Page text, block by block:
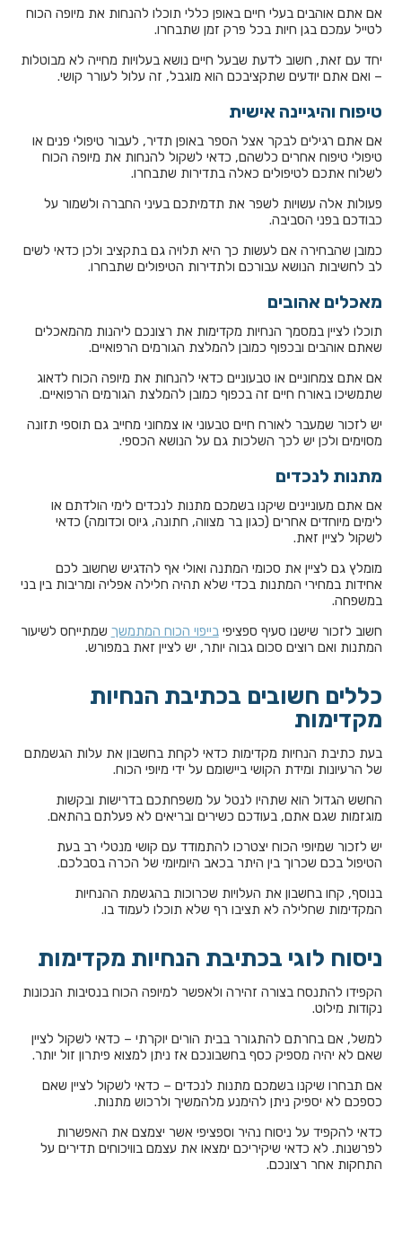
אם אתם אוהבים בעלי חיים באופן כללי תוכלו להנחות את מיופה הכוח
לטייל עמכם בגן חיות בכל פרק זמן שתבחרו.
יחד עם זאת, חשוב לדעת שבעל חיים נושא בעלויות מחייה לא מבוטלות
– ואם אתם יודעים שתקציבכם הוא מוגבל, זה עלול לעורר קושי.
טיפוח והיגיינה אישית
אם אתם רגילים לבקר אצל הספר באופן תדיר, לעבור טיפולי פנים או
טיפולי טיפוח אחרים כלשהם, כדאי לשקול להנחות את מיופה הכוח
לשלוח אתכם לטיפולים כאלה בתדירות שתבחרו.
פעולות אלה עשויות לשפר את תדמיתכם בעיני החברה ולשמור על
כבודכם בפני הסביבה.
כמובן שהבחירה אם לעשות כך היא תלויה גם בתקציב ולכן כדאי לשים
לב לחשיבות הנושא עבורכם ולתדירות הטיפולים שתבחרו.
מאכלים אהובים
תוכלו לציין במסמך הנחיות מקדימות את רצונכם ליהנות מהמאכלים
שאתם אוהבים ובכפוף כמובן להמלצת הגורמים הרפואיים.
אם אתם צמחוניים או טבעוניים כדאי להנחות את מיופה הכוח לדאוג
שתמשיכו באורח חיים זה בכפוף כמובן להמלצת הגורמים הרפואיים.
יש לזכור שמעבר לאורח חיים טבעוני או צמחוני מחייב גם תוספי תזונה
מסוימים ולכן יש לכך השלכות גם על הנושא הכספי.
מתנות לנכדים
אם אתם מעוניינים שיקנו בשמכם מתנות לנכדים לימי הולדתם או
לימים מיוחדים אחרים (כגון בר מצווה, חתונה, גיוס וכדומה) כדאי
לשקול לציין זאת.
מומלץ גם לציין את סכומי המתנה ואולי אף להדגיש שחשוב לכם
אחידות במחירי המתנות בכדי שלא תהיה חלילה אפליה ומריבות בין בני
במשפחה.
חשוב לזכור שישנו סעיף ספציפיבייפוי הכוח המתמשך שמתייחס לשיעור
המתנות ואם רוצים סכום גבוה יותר, יש לציין זאת במפורש.
כללים חשובים בכתיבת הנחיות
מקדימות
בעת כתיבת הנחיות מקדימות כדאי לקחת בחשבון את עלות הגשמתם
של הרעיונות ומידת הקושי ביישומם על ידי מיופי הכוח.
החשש הגדול הוא שתהיו לנטל על משפחתכם בדרישות ובקשות
מוגזמות שגם אתם, בעודכם כשירים ובריאים לא פעלתם בהתאם.
יש לזכור שמיופי הכוח יצטרכו להתמודד עם קושי מנטלי רב בעת
הטיפול בכם שכרוך בין היתר בכאב היומיומי של הכרה בסבלכם.
בנוסף, קחו בחשבון את העלויות שכרוכות בהגשמת ההנחיות
המקדימות שחלילה לא תציבו רף שלא תוכלו לעמוד בו.
ניסוח לוגי בכתיבת הנחיות מקדימות
הקפידו להתנסח בצורה זהירה ולאפשר למיופה הכוח בנסיבות הנכונות
נקודות מילוט.
למשל, אם בחרתם להתגורר בבית הורים יוקרתי – כדאי לשקול לציין
שאם לא יהיה מספיק כסף בחשבונכם אז ניתן למצוא פיתרון זול יותר.
אם תבחרו שיקנו בשמכם מתנות לנכדים – כדאי לשקול לציין שאם
כספכם לא יספיק ניתן להימנע מלהמשיך ולרכוש מתנות.
כדאי להקפיד על ניסוח נהיר וספציפי אשר יצמצם את האפשרות
לפרשנות. לא כדאי שיקיריכם ימצאו את עצמם בוויכוחים תדירים על
התחקות אחר רצונכם.